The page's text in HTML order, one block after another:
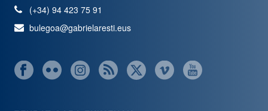
(+34) 94 423 75 91
bulegoa@gabrielaresti.eus